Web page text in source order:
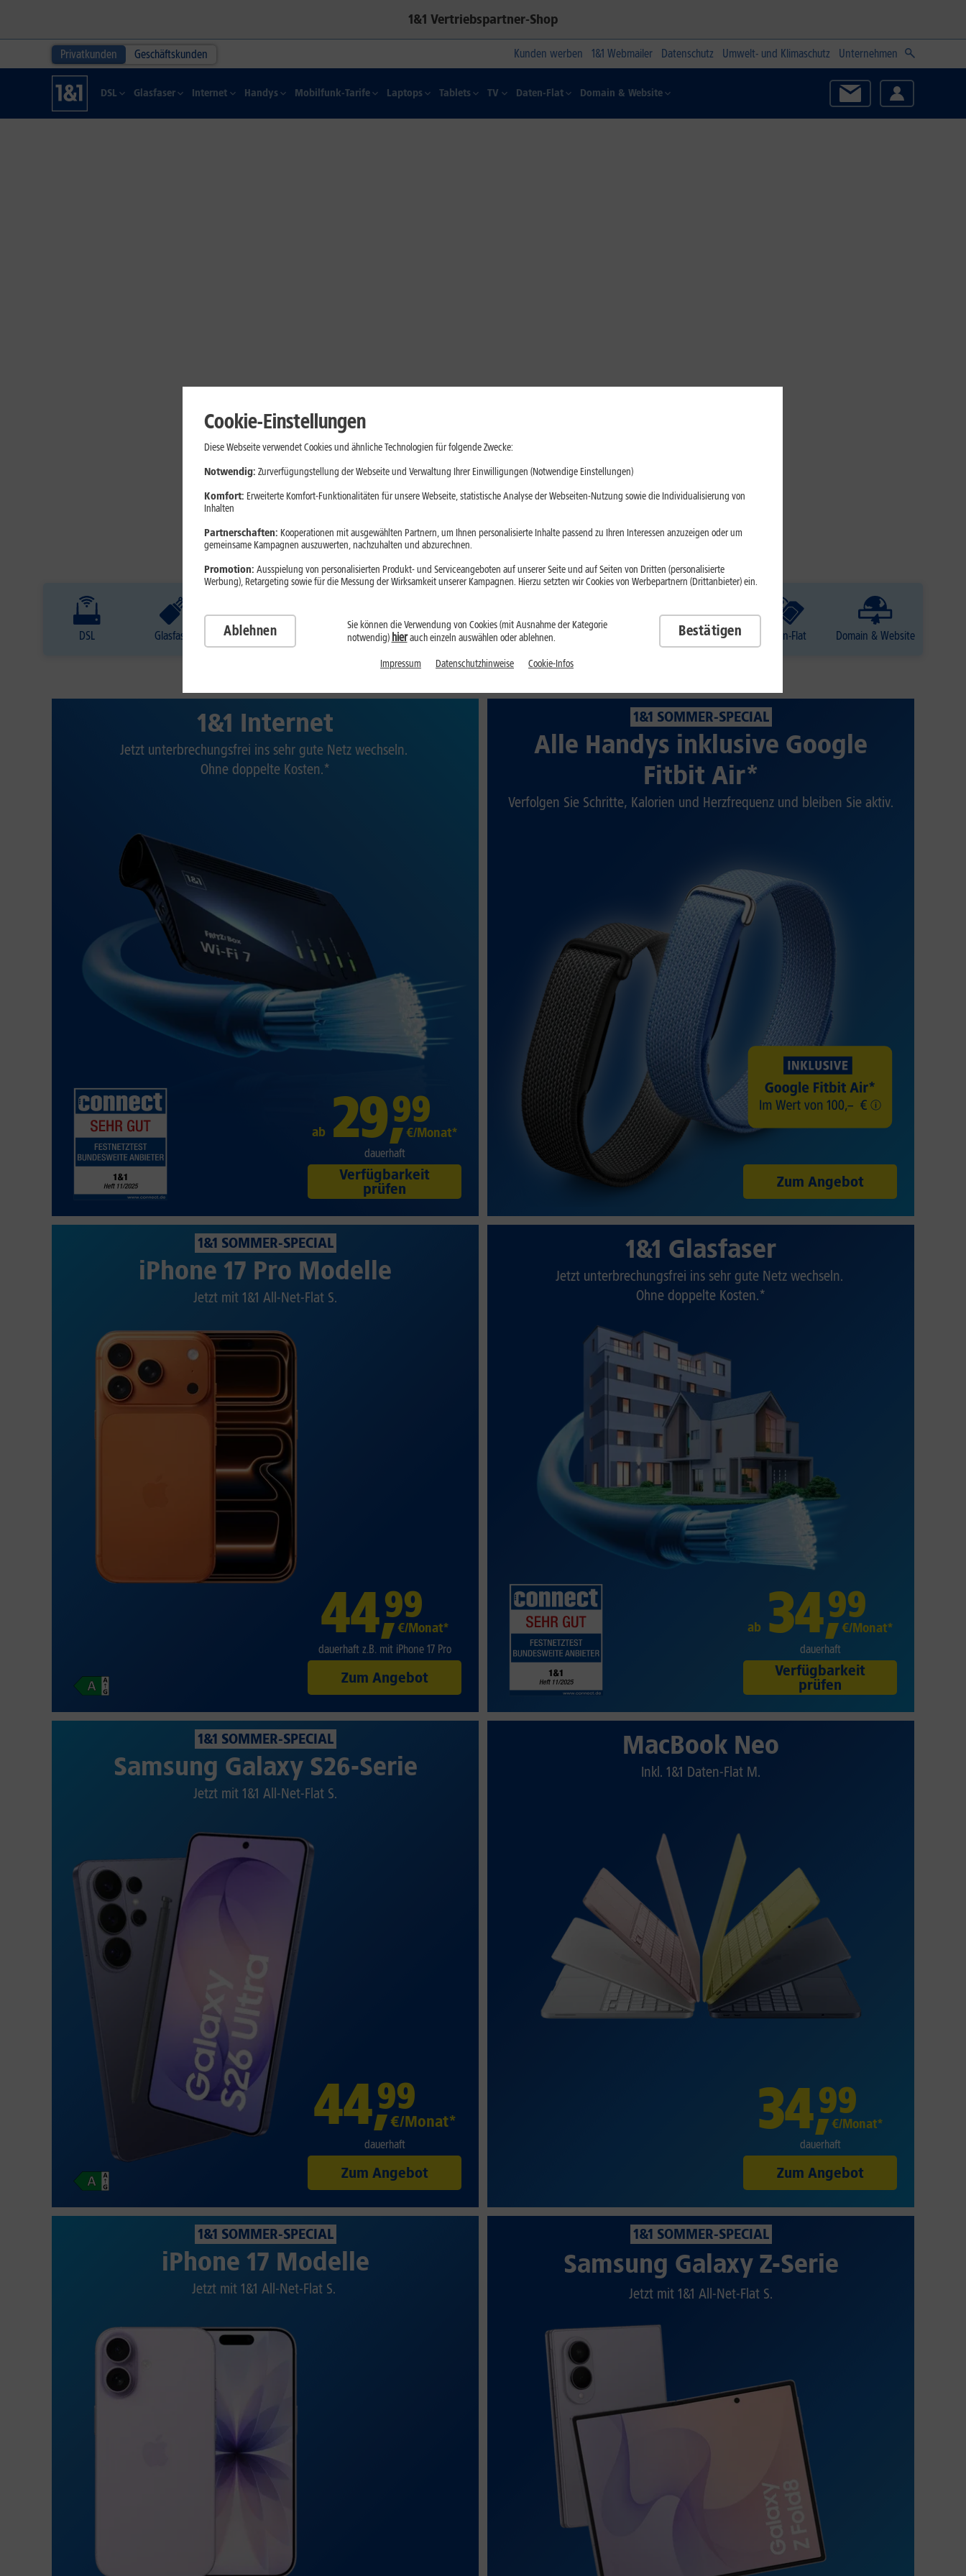
1&1 Vertriebspartner-Shop
Privatkunden Geschäftskunden Kunden werben 1&1 Webmailer Datenschutz Umwelt- und Klimaschutz Unternehmen
DSL Glasfaser Internet Handys Mobilfunk-Tarife Laptops Tablets TV Daten-Flat Domain & Website
DSL Glasfaser Internet Handys Mobilfunk-Tarife Laptops TV Daten-Flat Domain & Website
1&1 Internet
Jetzt unterbrechungsfrei ins sehr gute Netz wechseln.
Ohne doppelte Kosten.*
ab 29,99
€/Monat*
dauerhaft
Verfügbarkeit
prüfen
1&1 SOMMER-SPECIAL
Alle Handys inklusive Google
Fitbit Air*
Verfolgen Sie Schritte, Kalorien und Herzfrequenz und bleiben Sie aktiv.
Zum Angebot
1&1 SOMMER-SPECIAL
iPhone 17 Pro Modelle
Jetzt mit 1&1 All-Net-Flat S.
44,99
€/Monat*
dauerhaft z.B. mit iPhone 17 Pro
Zum Angebot
1&1 Glasfaser
Jetzt unterbrechungsfrei ins sehr gute Netz wechseln.
Ohne doppelte Kosten.*
ab 34,99
€/Monat*
dauerhaft
Verfügbarkeit
prüfen
1&1 SOMMER-SPECIAL
Samsung Galaxy S26-Serie
Jetzt mit 1&1 All-Net-Flat S.
44,99
€/Monat*
dauerhaft
Zum Angebot
MacBook Neo
Inkl. 1&1 Daten-Flat M.
34,99
€/Monat*
dauerhaft
Zum Angebot
1&1 SOMMER-SPECIAL
iPhone 17 Modelle
Jetzt mit 1&1 All-Net-Flat S.
1&1 SOMMER-SPECIAL
Samsung Galaxy Z-Serie
Jetzt mit 1&1 All-Net-Flat S.
Cookie-Einstellungen
Diese Webseite verwendet Cookies und ähnliche Technologien für folgende Zwecke:
Notwendig: Zurverfügungstellung der Webseite und Verwaltung Ihrer Einwilligungen (Notwendige Einstellungen)
Komfort: Erweiterte Komfort-Funktionalitäten für unsere Webseite, statistische Analyse der Webseiten-Nutzung sowie die Individualisierung von
Inhalten
Partnerschaften: Kooperationen mit ausgewählten Partnern, um Ihnen personalisierte Inhalte passend zu Ihren Interessen anzuzeigen oder um
gemeinsame Kampagnen auszuwerten, nachzuhalten und abzurechnen.
Promotion: Ausspielung von personalisierten Produkt- und Serviceangeboten auf unserer Seite und auf Seiten von Dritten (personalisierte
Werbung), Retargeting sowie für die Messung der Wirksamkeit unserer Kampagnen. Hierzu setzten wir Cookies von Werbepartnern (Drittanbieter) ein.
Ablehnen
Sie können die Verwendung von Cookies (mit Ausnahme der Kategorie
notwendig) hierauch einzeln auswählen oder ablehnen. Bestätigen
Impressum Datenschutzhinweise Cookie-Infos